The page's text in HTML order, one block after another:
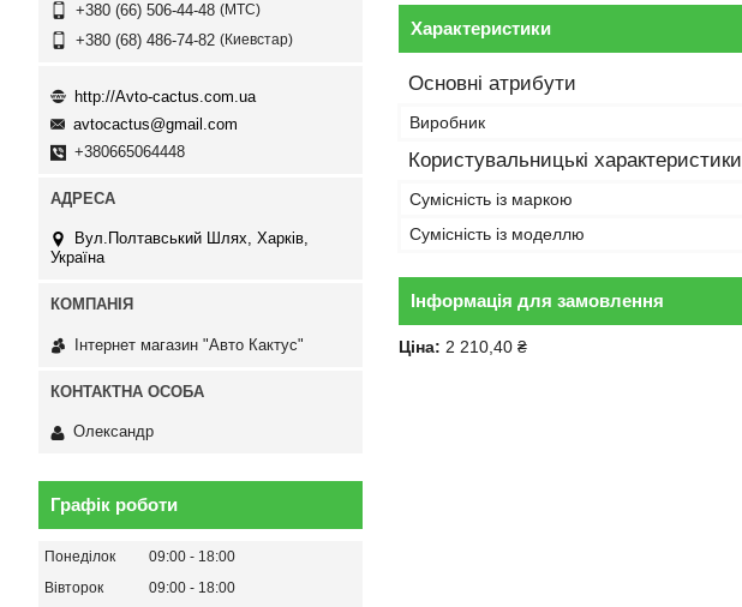
Характеристики
Основні атрибути
Виробник
Користувальницькі характеристики
Сумісність із маркою
Сумісність із моделлю
Інформація для замовлення
Ціна: 2 210,40 ₴
+380 (66) 506-44-48 МТС
+380 (68) 486-74-82 Киевстар
http://Avto-cactus.com.ua
avtocactus@gmail.com
+380665064448
Вул.Полтавський Шлях, Харків,
Україна
Інтернет магазин "Авто Кактус"
Олександр
Графік роботи
Понеділок 09:00
18:00
Вівторок
09:00
18:00